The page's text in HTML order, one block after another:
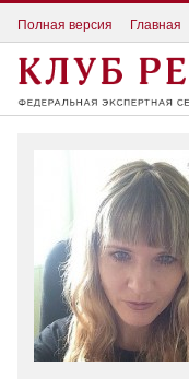
Полная версия Главная